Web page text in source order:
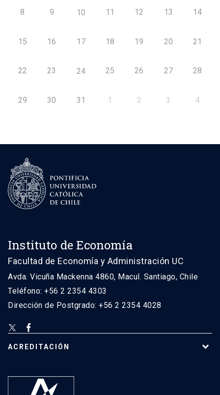
8 9 10 11 12 13 14
15 16 17 18 19 20 21
22 23 24 25 26 27 28
29 30 31 1 2 3 4
Instituto de Economía
Facultad de Economía y Administración UC
Avda. Vicuña Mackenna 4860, Macul. Santiago, Chile
Teléfono: +56 2 2354 4303
Dirección de Postgrado: +56 2 2354 4028
ACREDITACIÓN